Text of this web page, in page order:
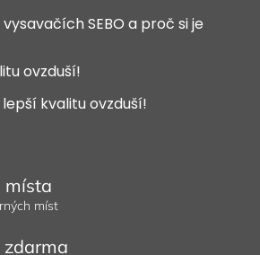
SEBO a proč si je
ovzduší!
kvalitu ovzduší!
místa
míst